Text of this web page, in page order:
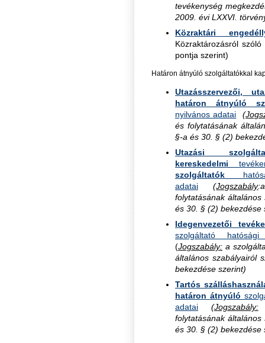
tevékenység
2009. évi LXXVI.
Közraktári
Közraktározásról
pontja szerint)
Határon átnyúló szolgáltatókkal
Utazásszervezői,
határon átnyúló
nyilvános adatai
(
és folytatásának
§-a és 30. § (2)
Utazási
kereskedelmi
szolgáltatók
adatai
(Jogszabály
folytatásának
és 30. § (2) bekezdése
Idegenvezetői
szolgáltató
(Jogszabály: a
általános szabályairól
bekezdése szerint)
Tartós
határon átnyúló
adatai
(Jogszabály:
folytatásának
és 30. § (2) bekezdése